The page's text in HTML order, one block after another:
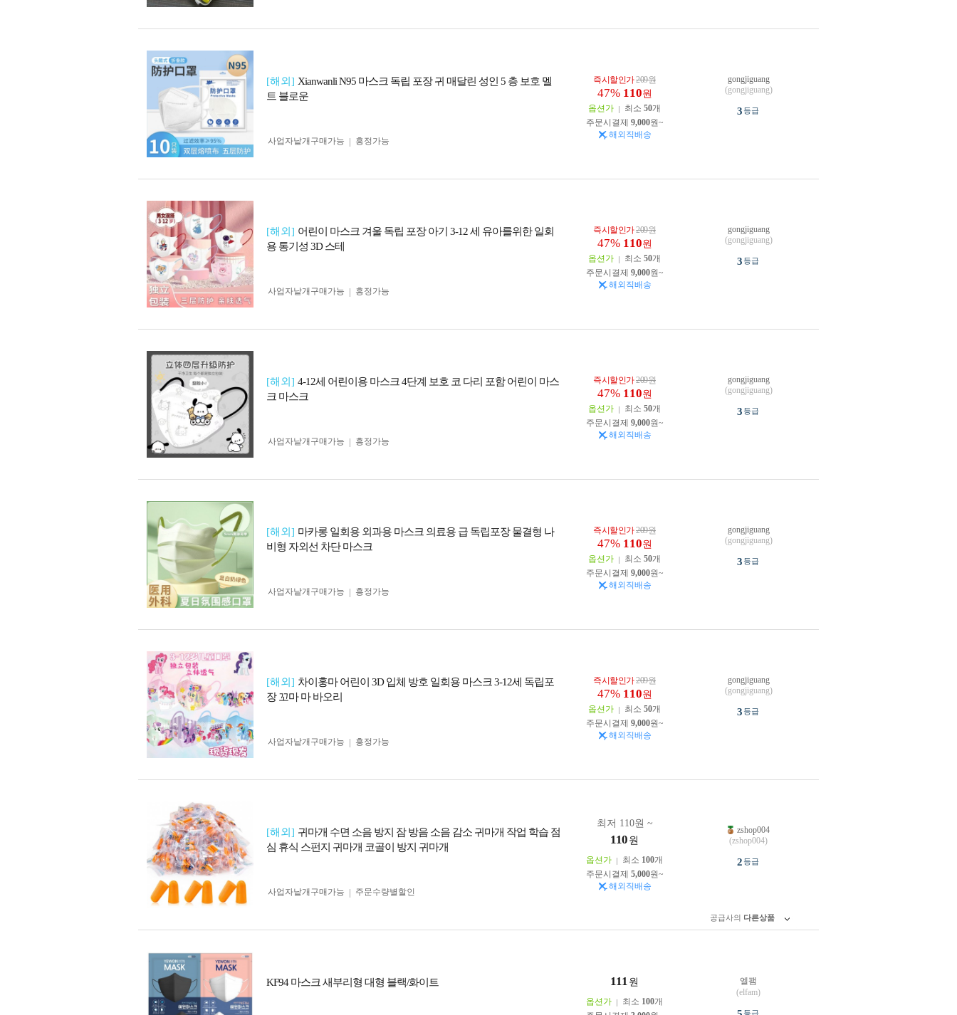
[해외] Xianwanli N95 마스크 독립 포장 귀 매달린 성인 5 층 보호 멜
트 블로운
즉시할인가209원
47% 110원
옵션가 최소 50개
주문시결제 9,000원~
해외직배송
사업자 낱개구매가능 흥정가능
gongjiguang
(gongjiguang)
3등급
[해외] 어린이 마스크 겨울 독립 포장 아기 3-12 세 유아를위한 일회
용 통기성 3D 스테
즉시할인가209원
47% 110원
옵션가 최소 50개
주문시결제 9,000원~
해외직배송
사업자 낱개구매가능 흥정가능
gongjiguang
(gongjiguang)
3등급
[해외] 4-12세 어린이용 마스크 4단계 보호 코 다리 포함 어린이 마스
크 마스크
즉시할인가209원
47% 110원
옵션가 최소 50개
주문시결제 9,000원~
해외직배송
사업자 낱개구매가능 흥정가능
gongjiguang
(gongjiguang)
3등급
[해외] 마카롱 일회용 외과용 마스크 의료용 급 독립포장 물결형 나
비형 자외선 차단 마스크
즉시할인가209원
47% 110원
옵션가 최소 50개
주문시결제 9,000원~
해외직배송
사업자 낱개구매가능 흥정가능
gongjiguang
(gongjiguang)
3등급
[해외] 차이훙마 어린이 3D 입체 방호 일회용 마스크 3-12세 독립포
장 꼬마 마 바오리
즉시할인가209원
47% 110원
옵션가 최소 50개
주문시결제 9,000원~
해외직배송
사업자 낱개구매가능 흥정가능
gongjiguang
(gongjiguang)
3등급
[해외] 귀마개 수면 소음 방지 잠 방음 소음 감소 귀마개 작업 학습 점
심 휴식 스펀지 귀마개 코골이 방지 귀마개
최저 110원 ~
110 원
옵션가 최소 100개
주문시결제 5,000원~
해외직배송
사업자 낱개구매가능 주문수량별할인
zshop004
(zshop004)
2등급
공급사의 다른상품
KF94 마스크 새부리형 대형 블랙/화이트 111 원
옵션가 최소 100개
엘팸
(elfam)
등급